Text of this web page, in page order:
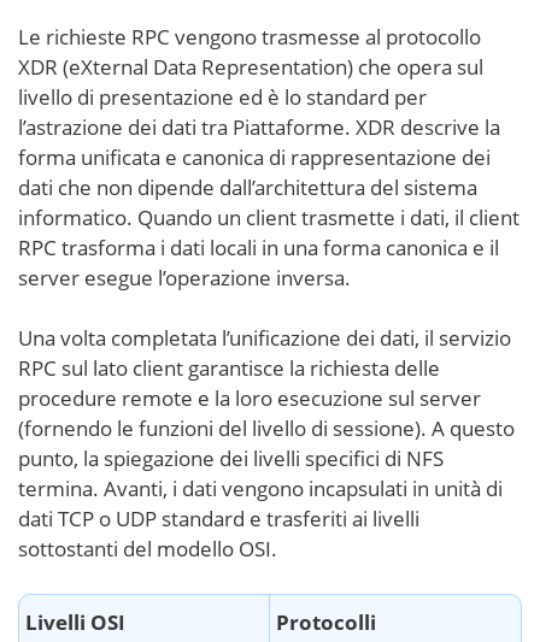
Le richieste RPC vengono trasmesse al protocollo
XDR (eXternal Data Representation) che opera sul
livello di presentazione ed è lo standard per
l’astrazione dei dati tra Piattaforme. XDR descrive la
forma unificata e canonica di rappresentazione dei
dati che non dipende dall’architettura del sistema
informatico. Quando un client trasmette i dati, il client
RPC trasforma i dati locali in una forma canonica e il
server esegue l’operazione inversa.
Una volta completata l’unificazione dei dati, il servizio
RPC sul lato client garantisce la richiesta delle
procedure remote e la loro esecuzione sul server
(fornendo le funzioni del livello di sessione). A questo
punto, la spiegazione dei livelli specifici di NFS
termina. Avanti, i dati vengono incapsulati in unità di
dati TCP o UDP standard e trasferiti ai livelli
sottostanti del modello OSI.
Livelli OSI
Protocolli